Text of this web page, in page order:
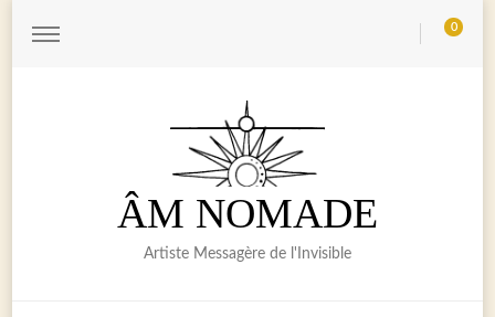
0
ÂM NOMADE
Artiste Messagère de l'Invisible